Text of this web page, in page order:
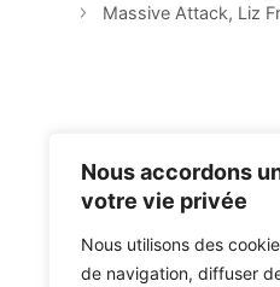
Nous accordons
votre vie privée
Nous utilisons des
de navigation, diffuser
Massive Attack, Liz